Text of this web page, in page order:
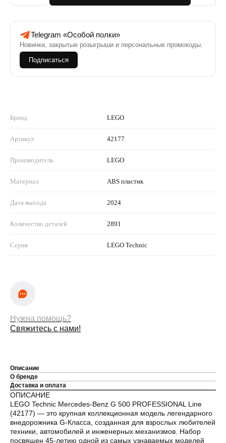
Telegram «Особой полки»
Новинки, закрытые розыгрыши и персональные промокоды.
Подписаться
Бренд LEGO
Артикул 42177
Производитель LEGO
Материал ABS пластик
Дата выхода 2024
Количество деталей 2891
Серия LEGO Technic
Нужна помощь?
Свяжитесь с нами!
Описание
О бренде
Доставка и оплата
ОПИСАНИЕ
LEGO Technic Mercedes-Benz G 500 PROFESSIONAL Line
(42177) — это крупная коллекционная модель легендарного
внедорожника G-Класса, созданная для взрослых любителей
техники, автомобилей и инженерных механизмов. Набор
посвящен 45-летию одной из самых узнаваемых моделей